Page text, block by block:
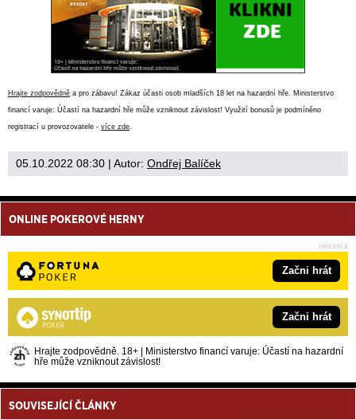
Hrajte zodpovědně a pro zábavu! Zákaz účasti osob mladších 18 let na hazardní hře. Ministerstvo
financí varuje: Účastí na hazardní hře může vzniknout závislost! Využití bonusů je podmíněno
registrací u provozovatele - více zde
05.10.2022 08:30 | Autor: Ondřej Balíček
ONLINE POKEROVÉ HERNY
Začni hrát
Začni hrát
Hrajte zodpovědně. 18+ | Ministerstvo financí varuje: Účastí na hazardní
hře může vzniknout závislost!
SOUVISEJÍCÍ ČLÁNKY